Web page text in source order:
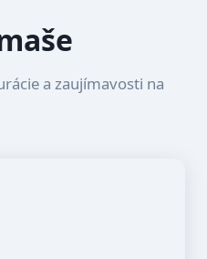
a zaujímavosti na